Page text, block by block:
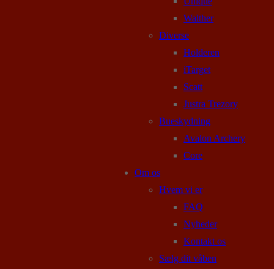
Walther
Diverse
Holderen
iTarget
Scatt
Justra Trezory
Bueskydning
Avalon Archery
Core
Om os
Hvem vi er
FAQ
Nyheder
Kontakt os
Sælg dit våben